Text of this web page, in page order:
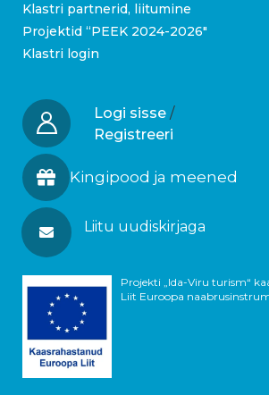
Klastri partnerid, liitumine
Projektid “PEEK 2024-2026″
Klastri login
Logi sisse /
Registreeri
Kingipood ja meened
Liitu uudiskirjaga
Projekti „Ida-Viru turism“
Liit Euroopa